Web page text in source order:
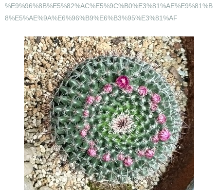
%E9%96%8B%E5%82%AC%E5%9C%B0%E3%81%AE%E9%81%B
8%E5%AE%9A%E6%96%B9%E6%B3%95%E3%81%AF